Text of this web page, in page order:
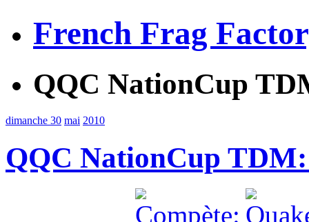
French Frag
QQC NationCup
dimanche 30 mai 2010
QQC NationCup